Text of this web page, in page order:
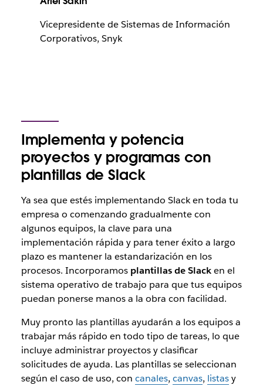
Vicepresidente de Sistemas de Información
Corporativos, Snyk
Implementa y potencia
proyectos y programas con
plantillas de Slack
Ya sea que estés implementando Slack en toda tu
empresa o comenzando gradualmente con
algunos equipos, la clave para una
implementación rápida y para tener éxito a largo
plazo es mantener la estandarización en los
procesos. Incorporamos plantillas de Slacken el
sistema operativo de trabajo para que tus equipos
puedan ponerse manos a la obra con facilidad.
Muy pronto las plantillas ayudarán a los equipos a
trabajar más rápido en todo tipo de tareas, lo que
incluye administrar proyectos y clasificar
solicitudes de ayuda. Las plantillas se seleccionan
según el caso de uso, con canales, canvas, listasy